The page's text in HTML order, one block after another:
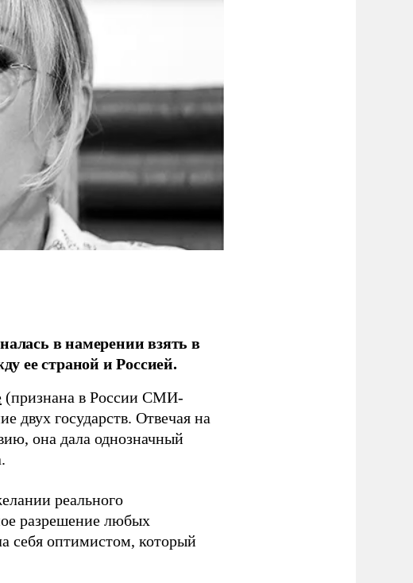
в намерении взять в
ее страной и Россией.
(признана в России СМИ-
двух государств. Отвечая на
она дала однозначный
реального
разрешение любых
себя оптимистом, который